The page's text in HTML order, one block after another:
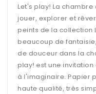
Let's play! La chambre
jouer, explorer et rêver
peints de la collection
beaucoup de fantaisie
de douceur dans la
play! est une invitation
à l'imaginaire. Papier
haute qualité, très